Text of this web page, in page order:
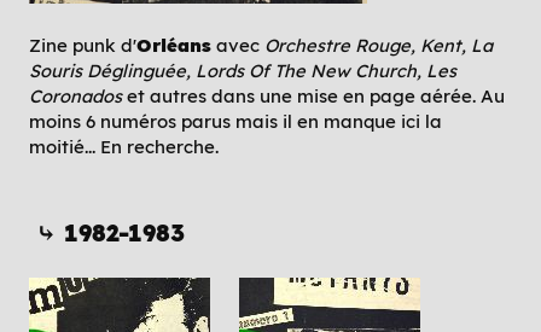
Zine punk d'Orléans avec Orchestre Rouge, Kent, La
Souris Déglinguée, Lords Of The New Church, Les
Coronadoset autres dans une mise en page aérée. Au
moins 6 numéros parus mais il en manque ici la
moitié... En recherche.
⤷ 1982-1983